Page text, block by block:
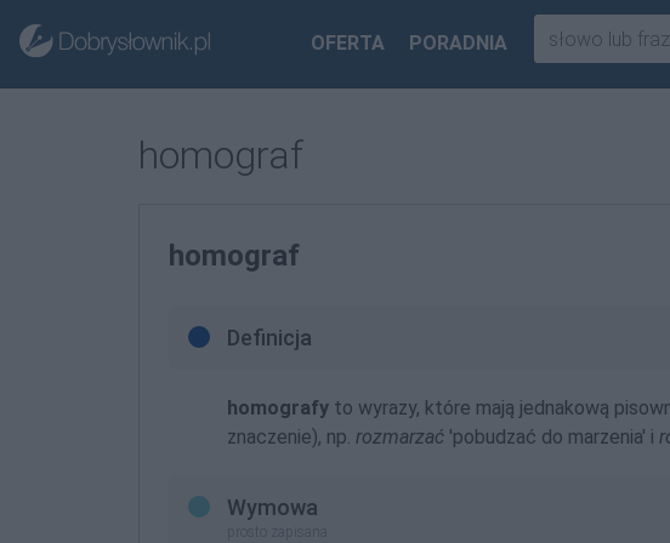
OFERTA PORADNIA
homograf
homograf
Definicja
homografy to wyrazy, które mają jednakową
znaczenie), np. rozmarzać 'pobudzać do marzenia' i
Wymowa
prosto zapisana